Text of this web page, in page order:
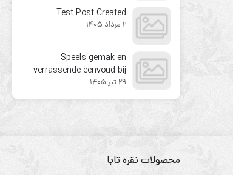
Test Post Created
2 مرداد 1405
Speels gemak en
verrassende eenvoud bij
buitenlands online casino’s
29 تیر 1405
محصولات نقره تابا